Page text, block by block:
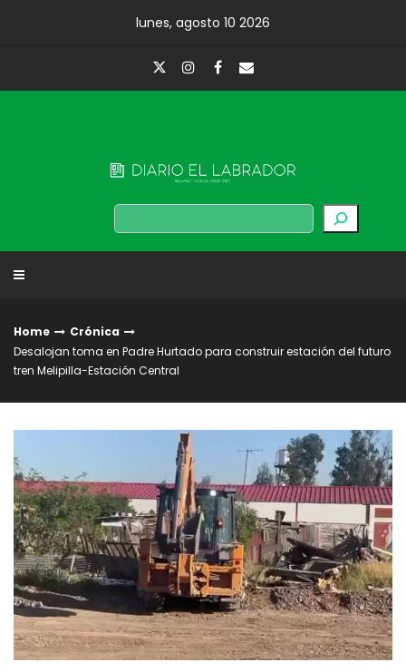
lunes, agosto 10 2026
Buscar
Home
Crónica
Desalojan toma en Padre Hurtado para construir estación del futuro
tren Melipilla-Estación Central